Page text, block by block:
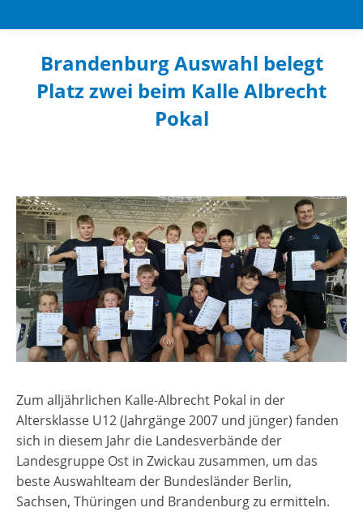
Brandenburg Auswahl belegt
Platz zwei beim Kalle Albrecht
Pokal
Zum alljährlichen Kalle-Albrecht Pokal in der
Altersklasse U12 (Jahrgänge 2007 und jünger) fanden
sich in diesem Jahr die Landesverbände der
Landesgruppe Ost in Zwickau zusammen, um das
beste Auswahlteam der Bundesländer Berlin,
Sachsen, Thüringen und Brandenburg zu ermitteln.